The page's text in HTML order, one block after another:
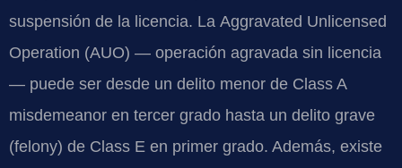
suspensión de la licencia. La Aggravated Unlicensed
Operation (AUO) — operación agravada sin licencia
— puede ser desde un delito menor de Class A
misdemeanor en tercer grado hasta un delito grave
(felony) de Class E en primer grado. Además, existe